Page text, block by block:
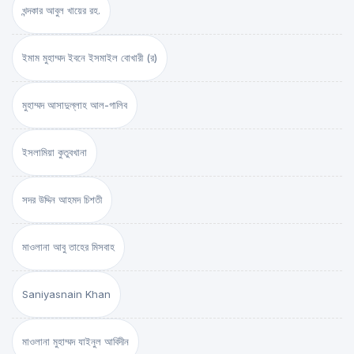
খন্দকার আবুল খায়ের রহ.
ইমাম মুহাম্মদ ইবনে ইসমাইল বোখারী (র)
মুহাম্মদ আসাদুল্লাহ আল-গালিব
ইসলামিয়া কুতুবখানা
সদর উদ্দিন আহমদ চিশতী
মাওলানা আবু তাহের মিসবাহ
Saniyasnain Khan
মাওলানা মুহাম্মদ যাইনুল আবিদীন